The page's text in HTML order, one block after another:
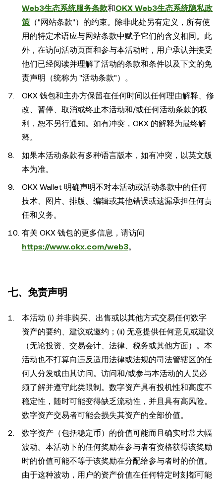
Web3生态系统服务条款和OKX Web3生态系统隐私政
策 （"网站条款"）的约束。除非此处另有定义，所有使
用的特定术语应与网站条款中赋予它们的含义相同。此
外，在访问活动页面和参与本活动时，用户承认并接受
他们已经阅读并理解了活动的条款和条件以及下文的免
责声明（统称为 "活动条款"）。
OKX 钱包和主办方保留在任何时间以任何理由解释、修
改、暂停、取消或终止本活动和/或任何活动条款的权
利，恕不另行通知。如有冲突，OKX 的解释为最终解
释。
如果本活动条款有多种语言版本，如有冲突，以英文版
本为准。
OKX Wallet 明确声明不对本活动或活动条款中的任何
技术、图片、排版、编辑或其他错误或遗漏承担任何责
任和义务。
有关 OKX 钱包的更多信息，请访问
https://www.okx.com/web3。
七、免责声明
本活动 (i) 并非购买、出售或以其他方式交易任何数字
资产的要约、建议或邀约；(ii) 无意提供任何意见或建议
（无论投资、交易会计、法律、税务或其他方面）。本
活动也不打算向违反适用法律或法规的司法管辖区的任
何人分发或由其访问。访问和/或参与本活动的人员必
须了解并遵守此类限制。数字资产具有投机性和高度不
稳定性，随时可能变得缺乏流动性，并且具有高风险。
数字资产交易者可能会损失其资产的全部价值。
数字资产（包括稳定币）的价值可能而且确实时常大幅
波动。本活动下的任何奖励在参与者有资格获得该奖励
时的价值可能不等于该奖励在分配给参与者时的价值。
由于这种波动，用户的资产价值在任何特定时刻都可能